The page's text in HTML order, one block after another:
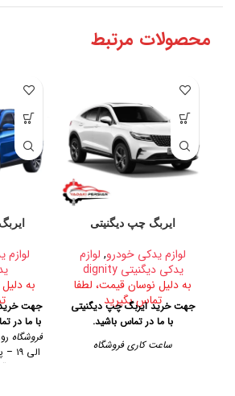
محصولات مرتبط
ایربگ چپ دیگنیتی
لوازم یدکی خودرو, لوازم
یدکی دیگنیتی dignity
به دلیل نوسان قیمت، لطفا
تماس بگیرید
جهت خرید ایربگ چپ دیگنیتی
با ما در تماس باشید.
ساعت کاری فروشگاه
به
جهت
با ما در
فروشگاه